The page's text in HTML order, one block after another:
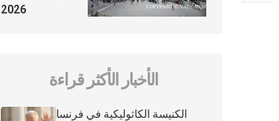
2026
الأخبار الأكثر قراءة
الكنيسة الكاثوليكية في فرنسا